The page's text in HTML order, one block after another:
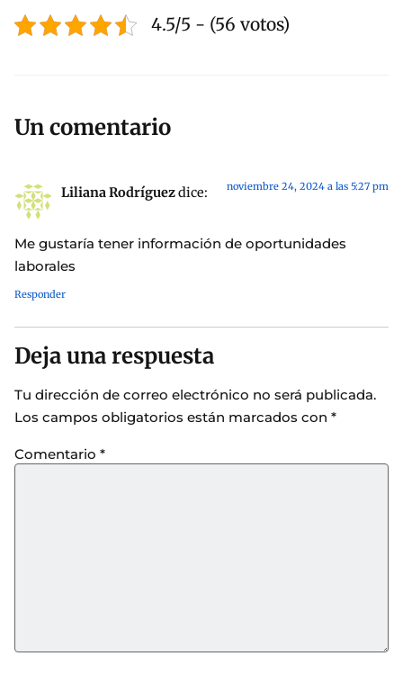
4.5/5 - (56 votos)
Un comentario
Liliana Rodríguezdice: noviembre 24, 2024 a las 5:27 pm
Me gustaría tener información de oportunidades
laborales
Responder
Deja una respuesta
Tu dirección de correo electrónico no será publicada.
Los campos obligatorios están marcados con *
Comentario *